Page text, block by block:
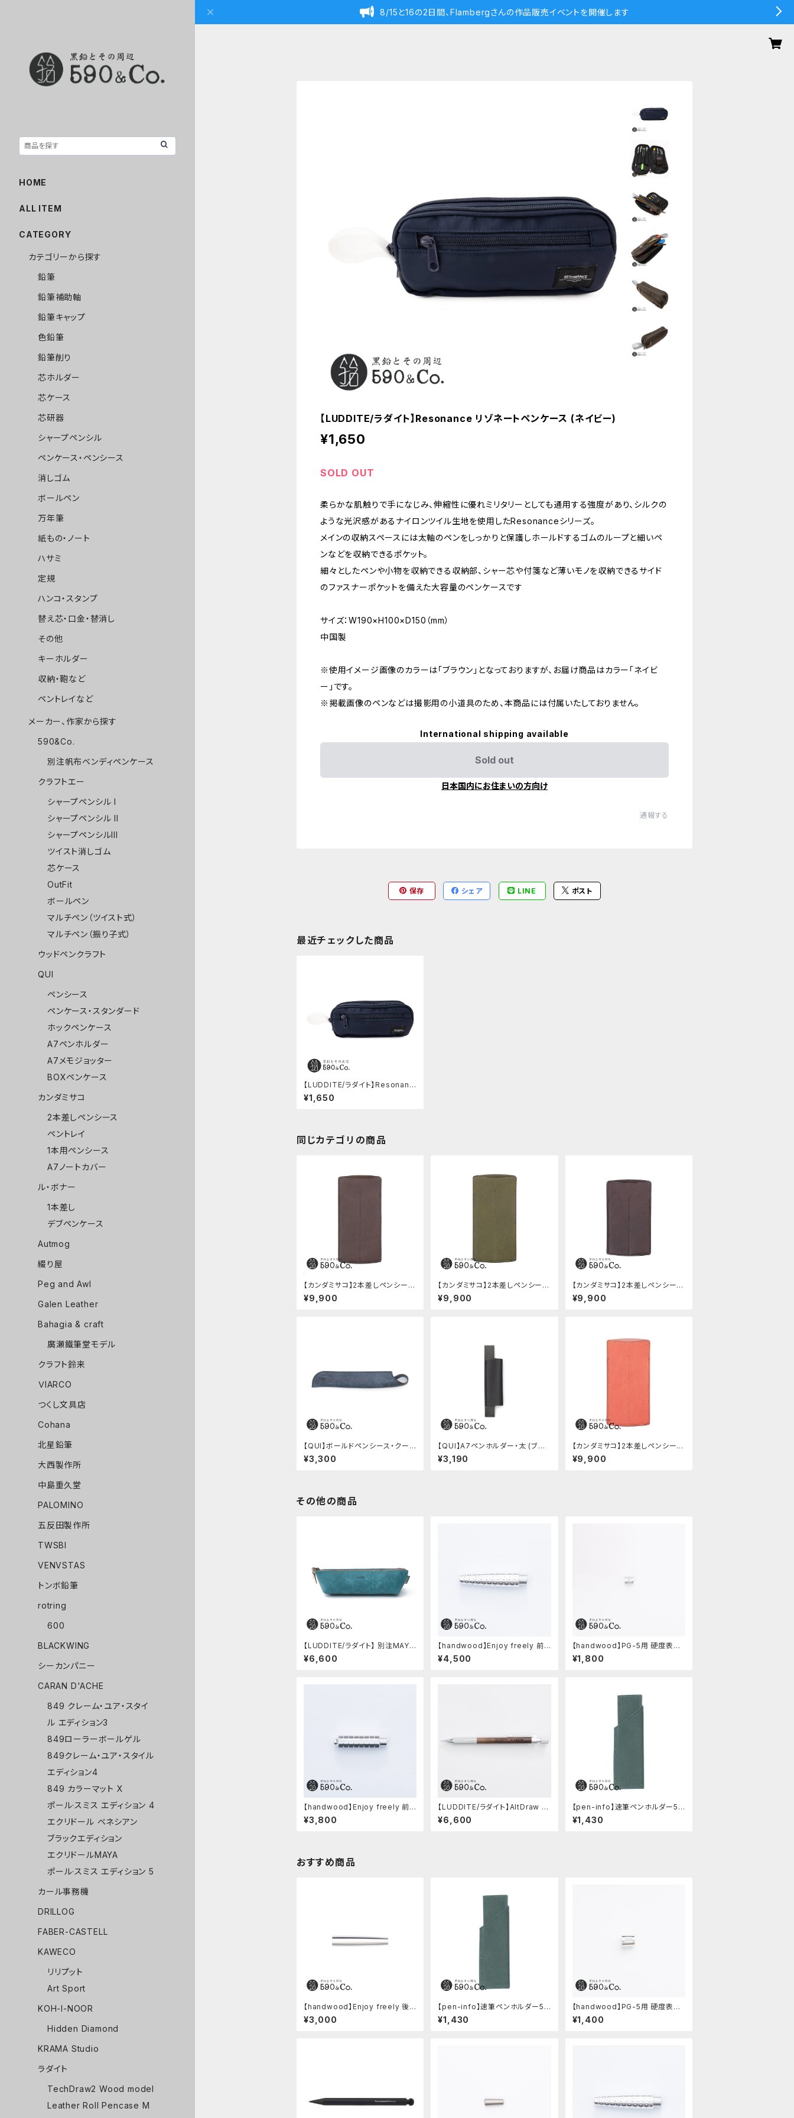
8/15と16の2日間、Flambergさんの作品販売イベントを開催します
【LUDDITE/ラダイト】Resonance リゾネートペンケース (ネイビー)
¥1,650
SOLD OUT
柔らかな肌触りで手になじみ、伸縮性に優れミリタリーとしても通用する強度があり、シルクの
ような光沢感があるナイロンツイル生地を使用したResonanceシリーズ。
メインの収納スペースには太軸のペンをしっかりと保護しホールドするゴムのループと細いペ
ンなどを収納できるポケット。
細々としたペンや小物を収納できる収納部、シャー芯や付箋など薄いモノを収納できるサイド
のファスナーポケットを備えた大容量のペンケースです
サイズ：W190×H100×D150（mm）
中国製
※使用イメージ画像のカラーは「ブラウン」となっておりますが、お届け商品はカラー「ネイビ
ー」です。
※掲載画像のペンなどは撮影用の小道具のため、本商品には付属いたしておりません。
International shipping available
Sold out
日本国内にお住まいの方向け
通報する
保存 シェア LINE ポスト
最近チェックした商品
【LUDDITE/ラダイト】Resonanc
e リゾネートペンケース (ネイビ
ー)
¥1,650
同じカテゴリの商品
【カンダミサコ】2本差しペンシー
ス・ミネルバボックス (カスターニ
ョ)
¥9,900
【カンダミサコ】2本差しペンシー
ス・ミネルバボックス (オリーバ)
¥9,900
【カンダミサコ】2本差しペンシー
ス・ショート用 ミネルバボックス
(カスターニョ)
¥9,900
【QUI】ボールドペンシース・クード
ゥー (ブルー)
¥3,300
【QUI】A7ペンホルダー・太 (ブラッ
ク)
¥3,190
【カンダミサコ】2本差しペンシー
ス・ミネルバボックス (ローズアン
ティコ)
¥9,900
その他の商品
【LUDDITE/ラダイト】 別注MAYA
レザーボートペンケース (ターキー
ブルー)
¥6,600
【handwood】Enjoy freely 前
軸・ディンプル(ジュラルミン)
¥4,500
【handwood】PG-5用 硬度表示
窓 (超超ジュラルミン/楕円)
¥1,800
【handwood】Enjoy freely 前
軸・八角形ストレート(ジュラルミ
ン)
¥3,800
【LUDDITE/ラダイト】AltDraw 0.
5 シルバー(ウォルナット)
¥6,600
【pen-info】速筆ペンホルダー59
0&Co.別注色 (アクアブルー)
¥1,430
おすすめ商品
【handwood】Enjoy freely 後
軸 (超超ジュラルミン)
¥3,000
【pen-info】速筆ペンホルダー59
0&Co.別注色 (アクアブルー)
¥1,430
【handwood】PG-5用 硬度表示
窓 (アルミ/長方形)
¥1,400
HOME
ALL ITEM
CATEGORY
カテゴリーから探す
鉛筆
鉛筆補助軸
鉛筆キャップ
色鉛筆
鉛筆削り
芯ホルダー
芯ケース
芯研器
シャープペンシル
ペンケース・ペンシース
消しゴム
ボールペン
万年筆
紙もの・ノート
ハサミ
定規
ハンコ・スタンプ
替え芯・口金・替消し
その他
キーホルダー
収納・鞄など
ペントレイなど
メーカー、作家から探す
590&Co.
別注帆布ベンディペンケース
クラフトエー
シャープペンシル I
シャープペンシル II
シャープペンシルIII
ツイスト消しゴム
芯ケース
OutFit
ボールペン
マルチペン（ツイスト式）
マルチペン（振り子式）
ウッドペンクラフト
QUI
ペンシース
ペンケース・スタンダード
ホックペンケース
A7ペンホルダー
A7メモジョッター
BOXペンケース
カンダミサコ
2本差しペンシース
ペントレイ
1本用ペンシース
A7ノートカバー
ル・ボナー
1本差し
デブペンケース
Autmog
綴り屋
Peg and Awl
Galen Leather
Bahagia & craft
廣瀬鐵筆堂モデル
クラフト鈴来
ＶIARCO
つくし文具店
Cohana
北星鉛筆
大西製作所
中島重久堂
PALOMINO
五反田製作所
TWSBI
VENVSTAS
トンボ鉛筆
rotring
600
BLACKWING
シーカンパニー
CARAN D'ACHE
849 クレーム・ユア・スタイ
ル エディション3
849ローラーボールゲル
849クレーム・ユア・スタイル
エディション4
849 カラーマット X
ポール·スミス エディション 4
エクリドール ベネシアン
ブラックエディション
エクリドールMAYA
ポール·スミス エディション 5
カール事務機
DRILLOG
FABER-CASTELL
KAWECO
リリプット
Art Sport
KOH-I-NOOR
Hidden Diamond
KRAMA Studio
ラダイト
TechDraw2 Wood model
Leather Roll Pencase M